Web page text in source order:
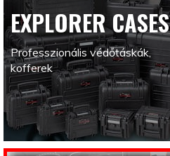
EXPLORER CASES
Professzionális védőtáskák,
kofferek